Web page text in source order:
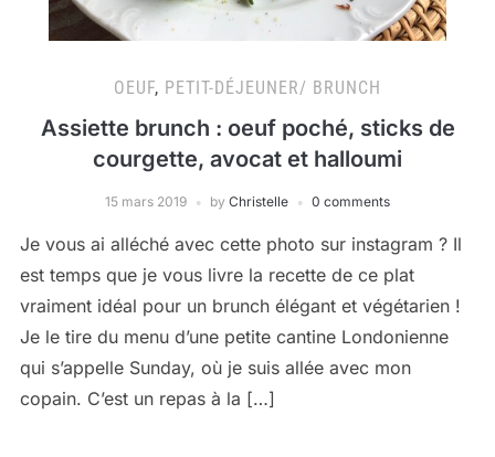
OEUF, PETIT-DÉJEUNER/ BRUNCH
Assiette brunch : oeuf poché, sticks de
courgette, avocat et halloumi
15 mars 2019 by Christelle 0 comments
Je vous ai alléché avec cette photo sur instagram ? Il
est temps que je vous livre la recette de ce plat
vraiment idéal pour un brunch élégant et végétarien !
Je le tire du menu d’une petite cantine Londonienne
qui s’appelle Sunday, où je suis allée avec mon
copain. C’est un repas à la […]